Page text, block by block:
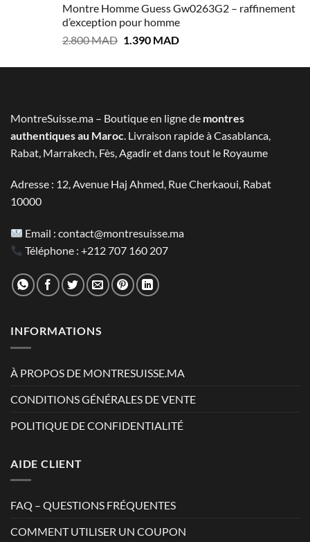
était :
3.100 MAD.
est :
1.600 MAD.
Montre Homme Guess Gw0263G2 – raffinement
d’exception pour homme
2.800MAD Le
initial
1.390 MADLe
actuel
MontreSuisse.ma – Boutique en ligne de montres
authentiques au Maroc . Livraison rapide à Casablanca,
Rabat, Marrakech, Fès, Agadir et dans tout le Royaume
Adresse : 12, Avenue Haj Ahmed, Rue Cherkaoui, Rabat
10000
Email :contact@montresuisse.ma
Téléphone :+212 707 160 207
INFORMATIONS
À PROPOS DE MONTRESUISSE.MA
CONDITIONS GÉNÉRALES DE VENTE
POLITIQUE DE CONFIDENTIALITÉ
AIDE CLIENT
FAQ – QUESTIONS FRÉQUENTES
COMMENT UTILISER UN COUPON